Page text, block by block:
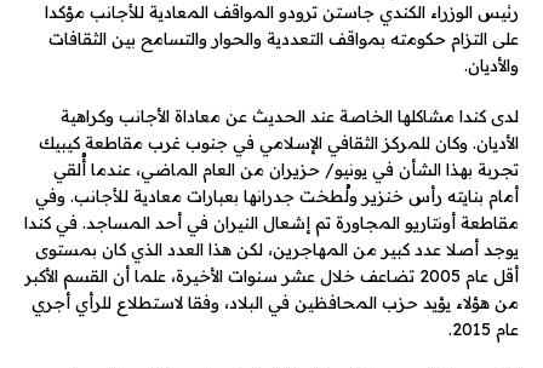
رئيس الوزراء الكندي جاستن ترودو المواقف المعادية للأجانب مؤكدا
على التزام حكومته بمواقف التعددية والحوار والتسامح بين الثقافات
والأديان.
لدى كندا مشاكلها الخاصة عند الحديث عن معاداة الأجانب وكراهية
الأديان. وكان للمركز الثقافي الإسلامي في جنوب غرب مقاطعة كيبيك
تجربة بهذا الشأن في يونيو/ حزيران من العام الماضي، عندما أُلقي
أمام بنايته رأس خنزير ولُطخت جدرانها بعبارات معادية للأجانب. وفي
مقاطعة أونتاريو المجاورة تم إشعال النيران في أحد المساجد. في كندا
يوجد أصلا عدد كبير من المهاجرين، لكن هذا العدد الذي كان بمستوى
أقل عام 2005 تضاعف خلال عشر سنوات الأخيرة، علما أن القسم الأكبر
من هؤلاء يؤيد حزب المحافظين في البلاد، وفقا لاستطلاع للرأي أجري
عام 2015.